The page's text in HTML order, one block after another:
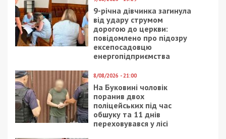
Читайте також
В Украине ввели военное положение
Следующая статья:
Враг несет потери: ВСУ сбивают
российские самолеты